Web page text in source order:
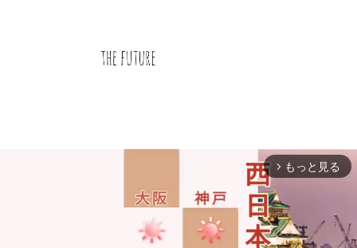
arrow_forward_ios もっと見る